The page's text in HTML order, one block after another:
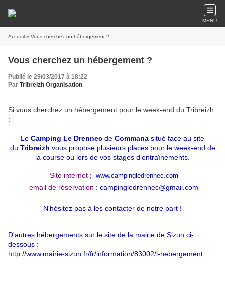
MENU
Accueil » Vous cherchez un hébergement ?
Vous cherchez un hébergement ?
Publié le 29/03/2017 à 18:22
Par Tribreizh Organisation
Si vous cherchez un hébergement pour le week-end du Tribreizh
:
Le Camping Le Drennec de Commana situé face au site
du Tribreizh vous propose plusieurs places pour le week-end de
la course ou lors de vos stages d'entraînements.
Site internet ; www.campingledrennec.com
email de réservation : campingledrennec@gmail.com
N'hésitez pas à les contacter de notre part !
D'autres hébergements sur le site de la mairie de Sizun ci-
dessous :
http://www.mairie-sizun.fr/fr/information/83002/l-hebergement